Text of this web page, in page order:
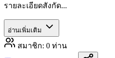
รายละเอียดสังกัด...
อ่านเพิ่มเติม
สมาชิก: 0 ท่าน